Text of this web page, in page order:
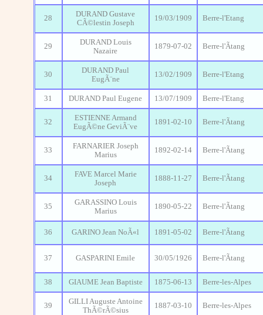
28
DURAND Gustave
CÃ©lestin Joseph
19/03/1909 Berre-l'Etang
29
DURAND Louis
Nazaire
1879-07-02 Berre-l'Ãtang
30
DURAND Paul
EugÃ¨ne
13/02/1909 Berre-l'Etang
31 DURAND Paul Eugene 13/07/1909 Berre-l'Etang
32
ESTIENNE Armand
EugÃ©ne GeviÃ¨ve
1891-02-10 Berre-l'Ãtang
33
FARNARIER Joseph
Marius
1892-02-14 Berre-l'Ãtang
34
FAVE Marcel Marie
Joseph
1888-11-27 Berre-l'Ãtang
35
GARASSINO Louis
Marius
1890-05-22 Berre-l'Ãtang
36 GARINO Jean NoÃ«l 1891-05-02 Berre-l'Ãtang
37 GASPARINI Emile 30/05/1926 Berre-l'Ãtang
38 GIAUME Jean Baptiste 1875-06-13 Berre-les-Alpes
39
GILLI Auguste Antoine
ThÃ©rÃ©sius
1887-03-10 Berre-les-Alpes